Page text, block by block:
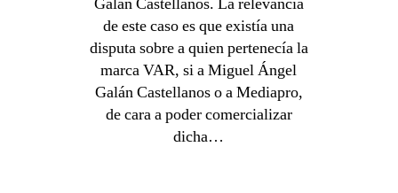
de este caso es que existía una
disputa sobre a quien pertenecía la
marca VAR, si a Miguel Ángel
Galán Castellanos o a Mediapro,
de cara a poder comercializar
dicha…